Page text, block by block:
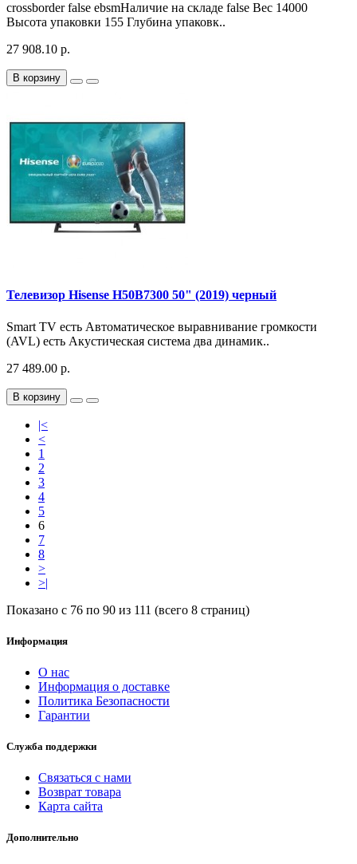
crossborder false ebsmНаличие на складе false Вес 14000
Высота упаковки 155 Глубина упаковк..
27 908.10 р.
В корзину
Телевизор Hisense H50B7300 50" (2019) черный
Smart TV есть Автоматическое выравнивание громкости
(AVL) есть Акустическая система два динамик..
27 489.00 р.
В корзину
|<
<
1
2
3
4
5
6
7
8
>
>|
Показано с 76 по 90 из 111 (всего 8 страниц)
Информация
О нас
Информация о доставке
Политика Безопасности
Гарантии
Служба поддержки
Связаться с нами
Возврат товара
Карта сайта
Дополнительно